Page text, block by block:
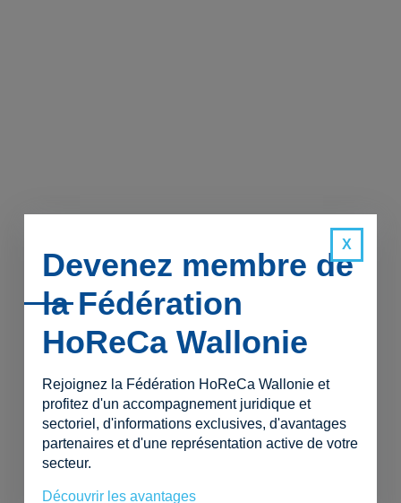
Devenez membre de
la Fédération
HoReCa Wallonie
Rejoignez la Fédération HoReCa Wallonie et
profitez d'un accompagnement juridique et
sectoriel, d'informations exclusives, d'avantages
partenaires et d'une représentation active de votre
secteur.
Découvrir les avantages